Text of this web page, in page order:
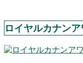
ロイヤルカナン